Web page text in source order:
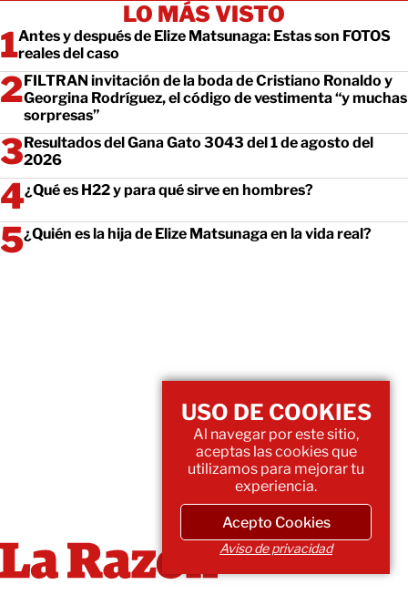
LO MÁS VISTO
Antes y después de Elize Matsunaga: Estas son FOTOS
reales del caso
FILTRAN invitación de la boda de Cristiano Ronaldo y
Georgina Rodríguez, el código de vestimenta “y muchas
sorpresas”
Resultados del Gana Gato 3043 del 1 de agosto del
2026
¿Qué es H22 y para qué sirve en hombres?
¿Quién es la hija de Elize Matsunaga en la vida real?
USO DE COOKIES
Al navegar por este sitio,
aceptas las cookies que
utilizamos para mejorar tu
experiencia.
Acepto Cookies
Aviso de privacidad